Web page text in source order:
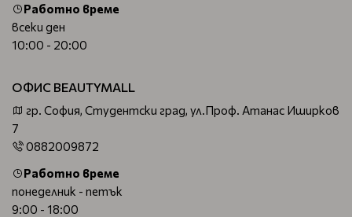
Работно време
всеки ден
10:00 - 20:00
ОФИС BEAUTYMALL
гр. София, Студентски град, ул.Проф. Атанас Иширков
7
0882009872
Работно време
понеделник - петък
9:00 - 18:00